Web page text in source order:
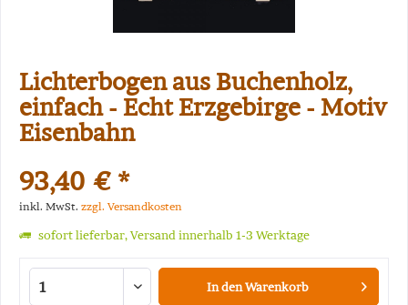
Lichterbogen aus Buchenholz,
einfach - Echt Erzgebirge - Motiv
Eisenbahn
93,40 € *
inkl. MwSt. zzgl. Versandkosten
sofort lieferbar, Versand innerhalb 1-3 Werktage
In denWarenkorb